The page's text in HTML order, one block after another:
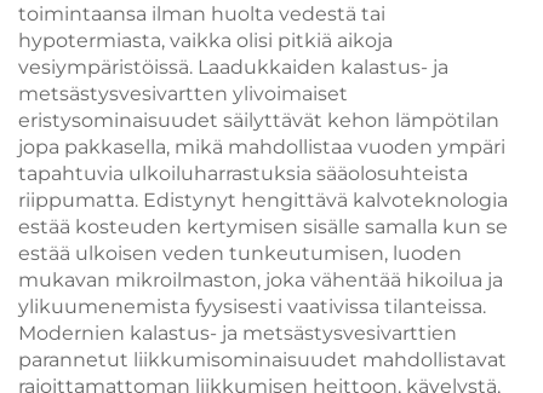
toimintaansa ilman huolta vedestä tai
hypotermiasta, vaikka olisi pitkiä aikoja
vesiympäristöissä. Laadukkaiden kalastus- ja
metsästysvesivartten ylivoimaiset
eristysominaisuudet säilyttävät kehon lämpötilan
jopa pakkasella, mikä mahdollistaa vuoden ympäri
tapahtuvia ulkoiluharrastuksia sääolosuhteista
riippumatta. Edistynyt hengittävä kalvoteknologia
estää kosteuden kertymisen sisälle samalla kun se
estää ulkoisen veden tunkeutumisen, luoden
mukavan mikroilmaston, joka vähentää hikoilua ja
ylikuumenemista fyysisesti vaativissa tilanteissa.
Modernien kalastus- ja metsästysvesivarttien
parannetut liikkumisominaisuudet mahdollistavat
rajoittamattoman liikkumisen heittoon, kävelystä,